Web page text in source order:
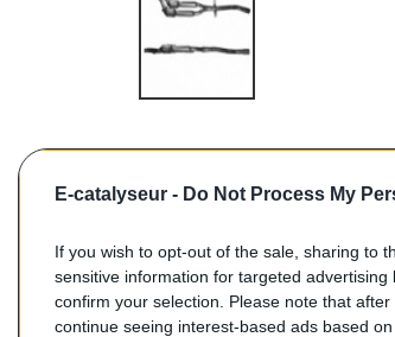
E-catalyseur - Do Not Process My
If you wish to opt-out of the sale, sharing to
sensitive information for targeted
confirm your selection. Please note that
continue seeing interest-based ads based
Commentaires (0)